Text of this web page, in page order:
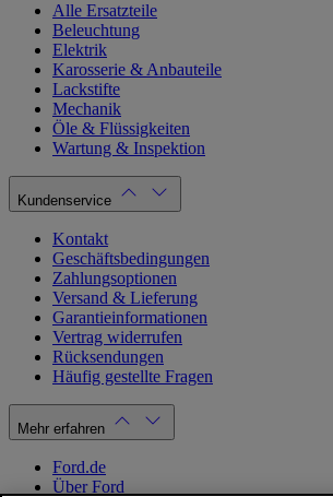
Alle Ersatzteile
Beleuchtung
Elektrik
Karosserie & Anbauteile
Lackstifte
Mechanik
Öle & Flüssigkeiten
Wartung & Inspektion
Kundenservice
Kontakt
Geschäftsbedingungen
Zahlungsoptionen
Versand & Lieferung
Garantieinformationen
Vertrag widerrufen
Rücksendungen
Häufig gestellte Fragen
Mehr erfahren
Ford.de
Über Ford